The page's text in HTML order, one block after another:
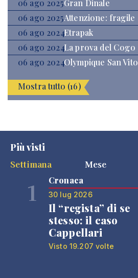
06 ago 2025Gran Dinale
06 ago 2025Attenzione: fragile
06 ago 2024Etrapak
06 ago 2024La prova del Cogo
06 ago 2024Olympique San Vito
Mostra tutto (16)
Più visti
Settimana
Mese
1 Cronaca
30 lug 2026
Il “regista” di se
stesso: il caso
Cappellari
Visto 19.207 volte